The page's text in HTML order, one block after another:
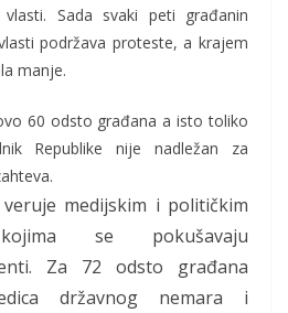
Sada svaki peti građanin
podržava proteste, a krajem
manje.
60 odsto građana a isto toliko
Republike nije nadležan za
medijskim i političkim
kojima se pokušavaju
Za 72 odsto građana
državnog nemara i